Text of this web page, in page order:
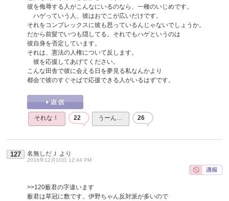
彼を侮辱する人がこんなにいるのなら、一種のいじめです。
ハゲっていう人、彼はおでこが広いだけです。
それをコンプレックスに彼も思っているんじゃないでしょうか。
だから前髪でいつも隠してる。それでもハゲというのは
彼自身を否定しています。
それは、憲法の人権について反します。
彼を応援してあげてください。
こんな田舎で彼に会える日を夢見る私なんかより
都会で彼のすぐそばで応援できる人がいるはずです。
それな！ 22 うーん… 26
127 名無しだＪ より
2016年12月10日 12:44 PM
>>120薮君の字違います
薮君は草冠に数です。伊野ちゃん反対派が多いので